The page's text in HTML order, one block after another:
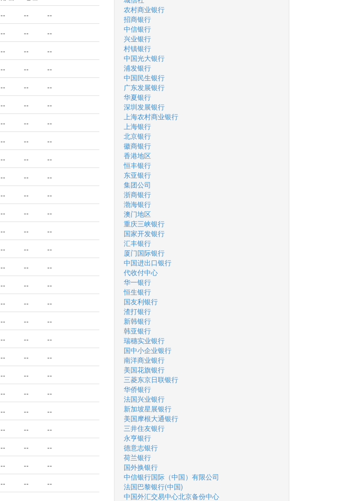
-- --
--
-- --
--
-- --
--
-- --
--
-- --
--
-- --
--
-- --
--
-- --
--
-- --
--
-- --
--
-- --
--
-- --
--
-- --
--
-- --
--
-- --
--
-- --
--
-- --
--
-- --
--
-- --
--
-- --
--
-- --
--
-- --
--
-- --
--
-- --
--
-- --
--
-- --
--
-- --
--
农村商业银行
招商银行
中信银行
兴业银行
村镇银行
中国光大银行
浦发银行
中国民生银行
广东发展银行
华夏银行
深圳发展银行
上海农村商业银行
上海银行
北京银行
徽商银行
香港地区
恒丰银行
东亚银行
集团公司
浙商银行
渤海银行
澳门地区
重庆三峡银行
国家开发银行
汇丰银行
厦门国际银行
中国进出口银行
代收付中心
华一银行
恒生银行
国友利银行
渣打银行
新韩银行
韩亚银行
瑞穗实业银行
国中小企业银行
南洋商业银行
美国花旗银行
三菱东京日联银行
华侨银行
法国兴业银行
新加坡星展银行
美国摩根大通银行
三井住友银行
永亨银行
德意志银行
荷兰银行
国外换银行
中信银行国际（中国）有限公司
法国巴黎银行(中国)
中国外汇交易中心北京备份中心